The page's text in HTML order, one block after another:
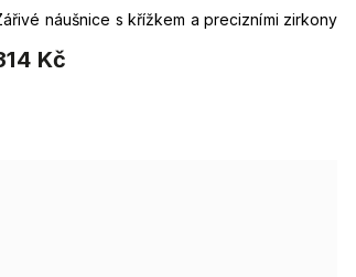
Kč
náušnice s křížkem a precizními zirkony